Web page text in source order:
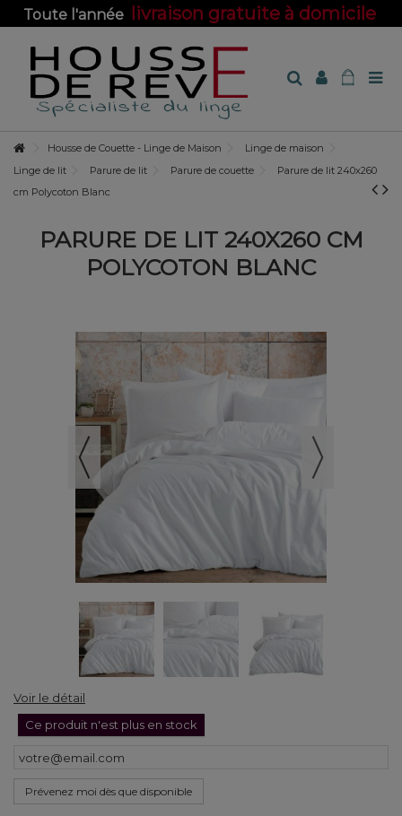
Toute l'année livraison gratuite à domicile
Housse de Couette - Linge de Maison
Linge de maison
Linge de lit
Parure de lit Parure de couette
Parure de lit 240x260
cm Polycoton Blanc
PARURE DE LIT 240X260 CM
POLYCOTON BLANC
Voir le détail
Ce produit n'est plus en stock
Prévenez moi dès que disponible